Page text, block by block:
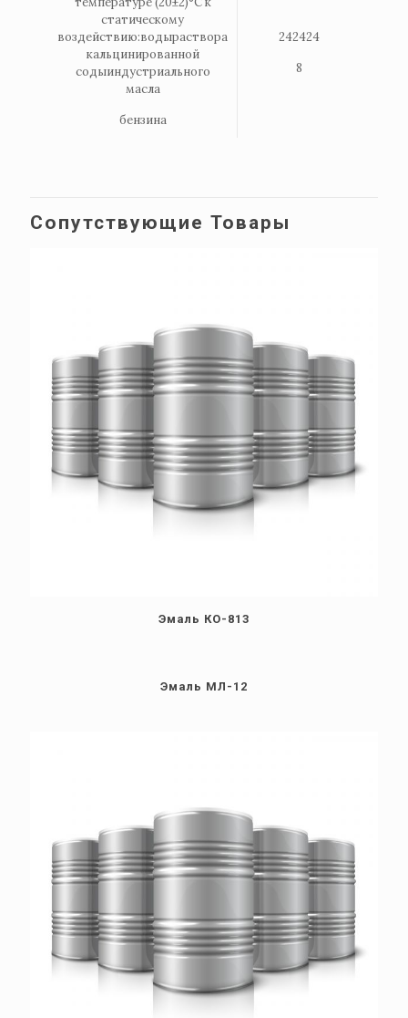
статическому
воздействию:водыраствора
кальцинированной
содыиндустриального
масла
бензина
242424
8
Сопутствующие Товары
Эмаль КО-813
Эмаль МЛ-12